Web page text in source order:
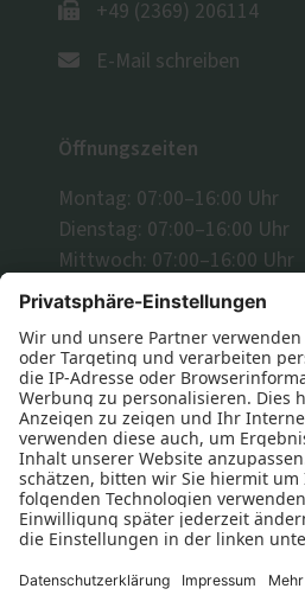
+49 (2369) 206114
E-Mail schreiben
Öffnungszeiten
Montag: 07:00–16:00 Uhr
Dienstag: 07:00–16:00 Uhr
Mittwoch: 07:00–16:00 Uhr
Donnerstag: 07:00–16:00 Uhr
Büro
09:00- 14:00 Uhr